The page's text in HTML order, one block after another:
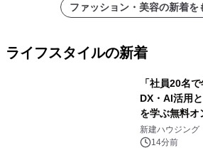
ファッション・美容の新着を
ライフスタイルの新着
「社員20名
DX・AI活用
を学ぶ無料オ
20日に開催
新建ハウジング
14分前